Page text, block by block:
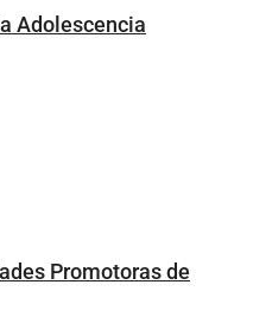
Adolescencia
Promotoras de